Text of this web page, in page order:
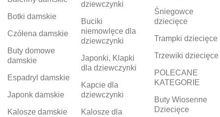
Botki damskie
Czółena damskie
Buty domowe
damskie
Espadryl damskie
Japonk damskie
Kalosze damskie
dziewczynki
Buciki
niemowlęce dla
dziewczynki
Japonki, Klapki
dla dziewczynki
Kapcie dla
dziewczynki
Kalosze dla
Śniegowce
dziecięce
Trampki dziecięce
Trzewiki dziecięce
POLECANE
KATEGORIE
Buty Wiosenne
Dziecięce